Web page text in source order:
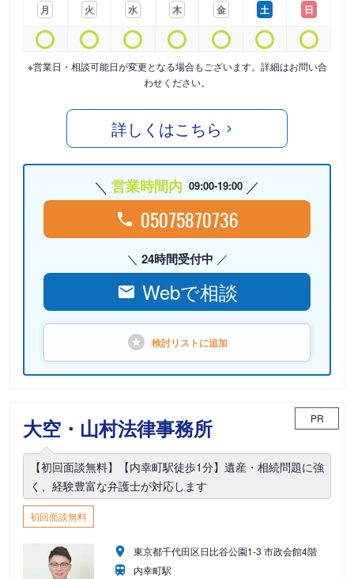
月
火
水
木
金
土
日
※営業日・相談可能日が変更となる場合もございます。詳細はお問い合
わせください。
詳しくはこちら
営業時間内 09:00-19:00
05075870736
24時間受付中
Webで相談
検討リストに追加
大空・山村法律事務所 PR
【初回面談無料】【内幸町駅徒歩1分】遺産・相続問題に強
く、経験豊富な弁護士が対応します
初回面談無料
東京都千代田区日比谷公園1-3 市政会館4階
内幸町駅